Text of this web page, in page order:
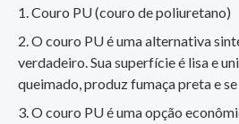
Couro PU (couro de poliuretano)
O couro PU é uma alternativa
verdadeiro. Sua superfície é lisa e
queimado, produz fumaça preta e
O couro PU é uma opção